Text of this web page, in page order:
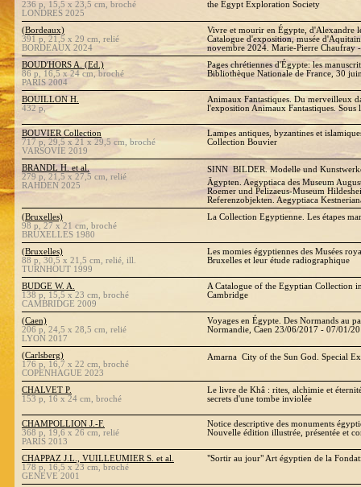
236 p, 15,5 x 23,5 cm, broché
LONDRES 2025
the Egypt Exploration Society
(Bordeaux)
391 p, 21,5 x 29 cm, relié
BORDEAUX 2024
Vivre et mourir en Égypte, d'Alexandre
Catalogue d'exposition, musée
novembre 2024. Marie-Pierre Chaufray
BOUD'HORS A. (Ed.)
86 p, 16,5 x 24 cm, broché
PARIS 2004
Pages chrétiennes d'Égypte: les
Bibliothèque Nationale de France, 30
BOUILLON H.
432 p,
Animaux Fantastiques. Du merveilleux
l'exposition Animaux Fantastiques.
BOUVIER Collection
717 p, 29,5 x 21 x 29,5 cm, broché
VARSOVIE 2019
Lampes antiques, byzantines et
Collection Bouvier
BRANDL H. et al.
279 p, 21,5 x 27,5 cm, relié
RAHDEN 2025
SINN  BILDER. Modelle und
Ägypten. Aegyptiaca des Museum
Roemer und Pelizaeus-Museum
Referenzobjekten. Aegyptiaca
(Bruxelles)
98 p, 27 x 21 cm, broché
BRUXELLES 1980
La Collection Egyptienne. Les étapes
(Bruxelles)
88 p, 30,5 x 21,5 cm, relié, ill.
TURNHOUT 1999
Les momies égyptiennes des Musées
Bruxelles et leur étude radiographique
BUDGE W. A.
138 p, 15,5 x 23 cm, broché
CAMBRIDGE 2009
A Catalogue of the Egyptian Collection
Cambridge
(Caen)
206 p, 24,5 x 28,5 cm, relié
LYON 2017
Voyages en Égypte. Des Normands au
Normandie, Caen 23/06/2017 - 07/01/
(Carlsberg)
176 p, 16,7 x 22 cm, broché
COPENHAGUE 2023
Amarna  City of the Sun God. Special
CHALVET P.
153 p, 16 x 24 cm, broché
Le livre de Khâ : rites, alchimie et
secrets d'une tombe inviolée
CHAMPOLLION J.-F.
368 p, 19,6 x 26 cm, relié
PARIS 2013
Notice descriptive des monuments
Nouvelle édition illustrée, présentée et
CHAPPAZ J.L., VUILLEUMIER S. et al.
178 p, 16,5 x 23 cm, broché
GENEVE 2001
"Sortir au jour" Art égyptien de la